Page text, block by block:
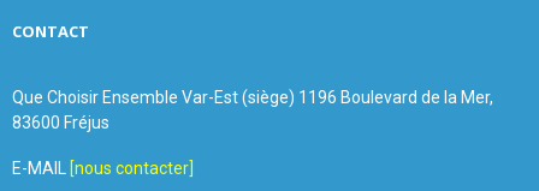
CONTACT
Que Choisir Ensemble Var-Est (siège) 1196 Boulevard de la Mer,
83600 Fréjus
E-MAIL [nous contacter]